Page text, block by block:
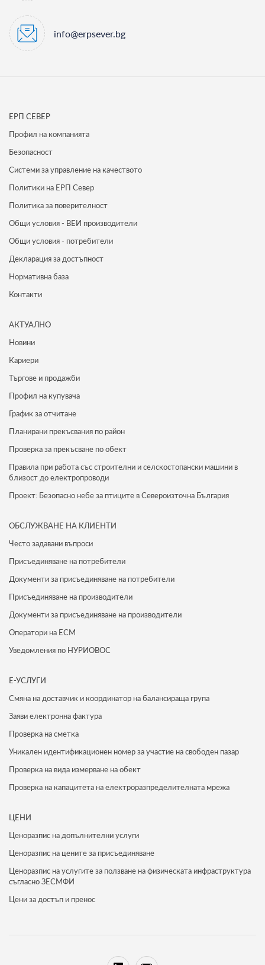
info@erpsever.bg
ЕРП СЕВЕР
Профил на компанията
Безопасност
Системи за управление на качеството
Политики на ЕРП Север
Политика за поверителност
Общи условия - ВЕИ производители
Общи условия - потребители
Декларация за достъпност
Нормативна база
Контакти
АКТУАЛНО
Новини
Кариери
Търгове и продажби
Профил на купувача
График за отчитане
Планирани прекъсвания по район
Проверка за прекъсване по обект
Правила при работа със строителни и селскостопански машини в
близост до електропроводи
Проект: Безопасно небе за птиците в Североизточна България
ОБСЛУЖВАНЕ НА КЛИЕНТИ
Често задавани въпроси
Присъединяване на потребители
Документи за присъединяване на потребители
Присъединяване на производители
Документи за присъединяване на производители
Оператори на ЕСМ
Уведомления по НУРИОВОС
Е-УСЛУГИ
Смяна на доставчик и координатор на балансираща група
Заяви електронна фактура
Проверка на сметка
Уникален идентификационен номер за участие на свободен пазар
Проверка на вида измерване на обект
Проверка на капацитета на електроразпределителната мрежа
ЦЕНИ
Ценоразпис на допълнителни услуги
Ценоразпис на цените за присъединяване
Ценоразпис на услугите за ползване на физическата инфраструктура
съгласно ЗЕСМФИ
Цени за достъп и пренос